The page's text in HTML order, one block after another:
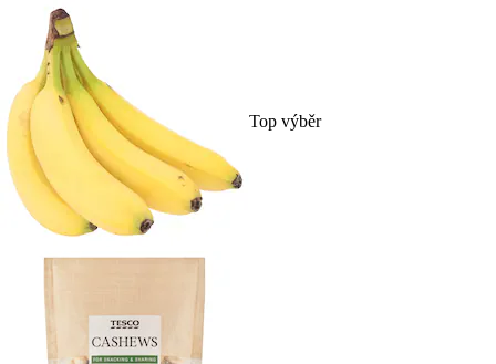
Top výběr